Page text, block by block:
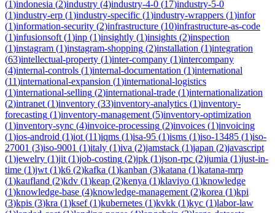
(1)indonesia (2)industry (4)industry-4-0 (17)industry-5-0
(1)industry-erp (1)industry-specific (1)industry-wrappers (1)infor
(1)information-security (2)infrastructure (10)infrastructure-as-code
(1)infusionsoft (1)inp (1)insightly (1)insights (2)inspection
(1)instagram (1)instagram-shopping (2)installation (1)integration
(63)intellectual-property (1)inter-company (1)intercompany
(4)internal-controls (1)internal-documentation (1)international
(11)international-expansion (1)international-logistics
(1)international-selling (2)international-trade (1)internationalization
(2)intranet (1)inventory (33)inventory-analytics (1)inventory-
forecasting (1)inventory-management (5)inventory-optimization
(1)inventory-sync (4)invoice-processing (2)invoices (1)invoicing
(1)ios-android (1)iot (11)iqms (1)isa-95 (1)isms (1)iso-13485 (1)iso-
27001 (3)iso-9001 (1)italy (1)iva (2)jamstack (1)japan (2)javascript
(1)jewelry (1)jit (1)job-costing (2)jpk (1)json-rpc (2)jumia (1)just-in-
time (1)jwt (1)k6 (2)kafka (1)kanban (3)katana (1)katana-mrp
(1)kaufland (2)kdv (1)keap (2)kenya (1)klaviyo (1)knowledge
(1)knowledge-base (4)knowledge-management (2)korea (1)kpi
(3)kpis (3)kra (1)ksef(1)kubernetes (1)kvkk (1)kyc (1)labor-law